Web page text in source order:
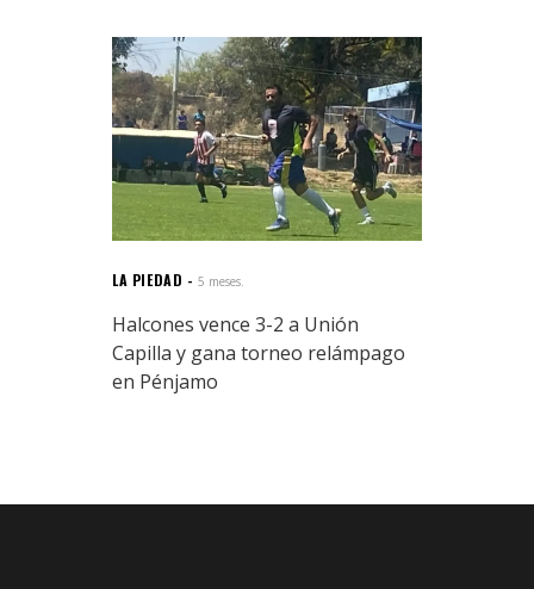
LA PIEDAD 5 meses.
Halcones vence 3-2 a Unión
Capilla y gana torneo relámpago
en Pénjamo